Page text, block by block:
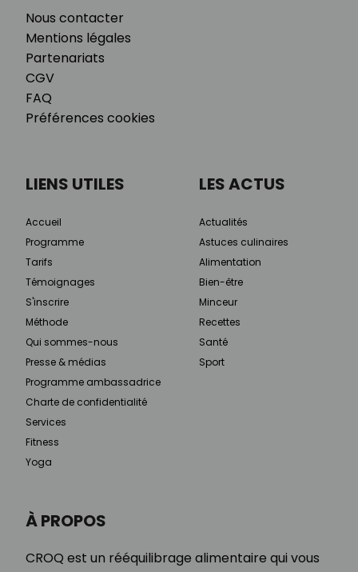
Nous contacter
Mentions légales
Partenariats
CGV
FAQ
Préférences cookies
À PROPOS
CROQ est un rééquilibrage alimentaire qui vous
LIENS UTILES
Accueil
Programme
Tarifs
Témoignages
S'inscrire
Méthode
Qui sommes-nous
Presse & médias
Programme ambassadrice
Charte de confidentialité
Services
Fitness
Yoga
LES ACTUS
Actualités
Astuces culinaires
Alimentation
Bien-être
Minceur
Recettes
Santé
Sport